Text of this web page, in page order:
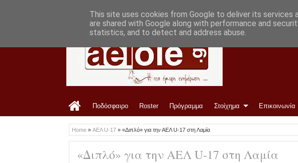
Ποδόσφαιρο Roster Πρόγραμμα Στοίχημα Επικοινωνία
Home » ΑΕΛ U-17 » «Διπλό» για την ΑΕΛ U-17 στη Λαμία
«Διπλό» για την ΑΕΛ U-17 στη Λαμία
This site uses cookies from Google to deliver its services
are shared with Google along with performance and
statistics, and to detect and address abuse.